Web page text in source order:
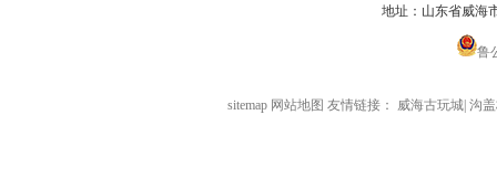
地址：山东省威海
鲁
sitemap 网站地图 友情链接： 威海古玩城 沟